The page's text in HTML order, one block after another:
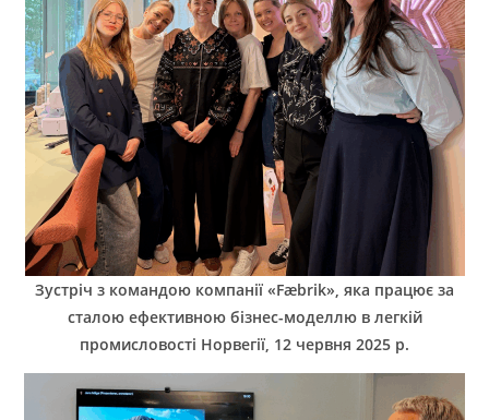
Зустріч з командою компанії «Fæbrik», яка працює за
сталою ефективною бізнес-моделлю в легкій
промисловості Норвегії, 12 червня 2025 р.